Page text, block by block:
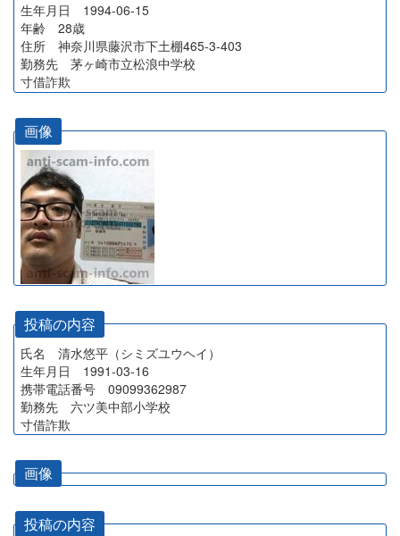
生年月日 1994-06-15
年齢 28歳
住所 神奈川県藤沢市下土棚465-3-403
勤務先 茅ヶ崎市立松浪中学校
寸借詐欺
画像
投稿の内容
氏名 清水悠平（シミズユウヘイ）
生年月日 1991-03-16
携帯電話番号 09099362987
勤務先 六ツ美中部小学校
寸借詐欺
画像
投稿の内容